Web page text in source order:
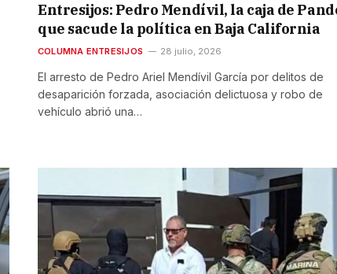
Entresijos: Pedro Mendívil, la caja de
que sacude la política en Baja California
COLUMNA ENTRESIJOS 28 julio, 2026
El arresto de Pedro Ariel Mendívil García por delitos de
desaparición forzada, asociación delictuosa y robo de
vehículo abrió una…